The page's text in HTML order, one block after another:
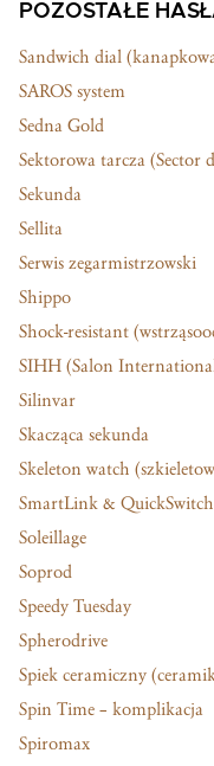
POZOSTAŁE
Sandwich dial
SAROS system
Sedna Gold
Sektorowa tarcza (Sector
Sekunda
Sellita
Serwis zegarmistrzowski
Shippo
Shock-resistant
SIHH (Salon
Silinvar
Skacząca sekunda
Skeleton watch
SmartLink & QuickSwitch
Soleillage
Soprod
Speedy Tuesday
Spherodrive
Spiek ceramiczny
Spin Time – komplikacja
Spiromax